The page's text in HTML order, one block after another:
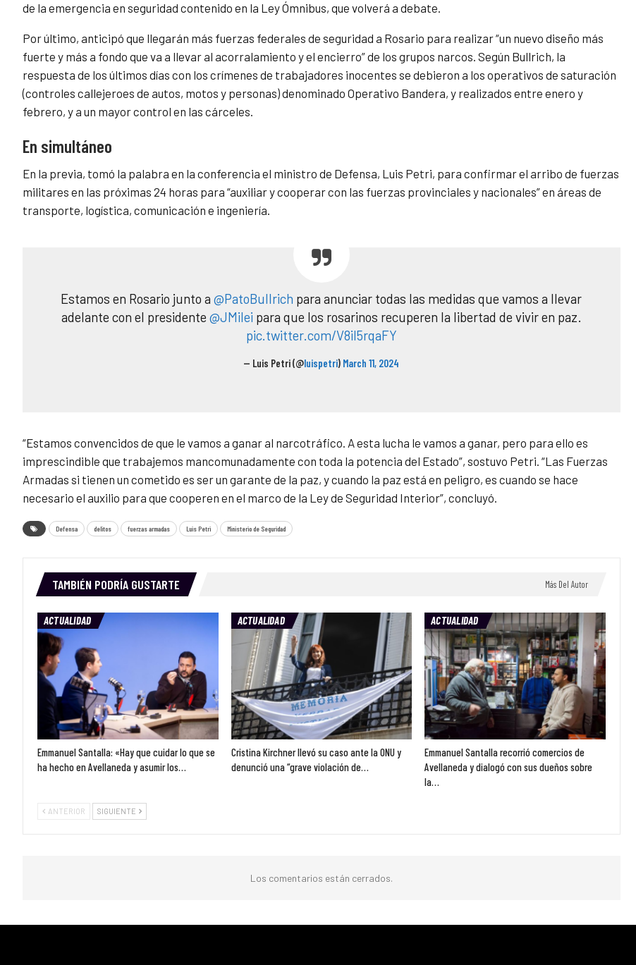
de la emergencia en seguridad contenido en la Ley Ómnibus, que volverá a debate.
Por último, anticipó que llegarán más fuerzas federales de seguridad a Rosario para realizar “un nuevo diseño más
fuerte y más a fondo que va a llevar al acorralamiento y el encierro” de los grupos narcos. Según Bullrich, la
respuesta de los últimos días con los crímenes de trabajadores inocentes se debieron a los operativos de saturación
(controles callejeroes de autos, motos y personas) denominado Operativo Bandera, y realizados entre enero y
febrero, y a un mayor control en las cárceles.
En simultáneo
En la previa, tomó la palabra en la conferencia el ministro de Defensa, Luis Petri, para confirmar el arribo de fuerzas
militares en las próximas 24 horas para “auxiliar y cooperar con las fuerzas provinciales y nacionales” en áreas de
transporte, logística, comunicación e ingeniería.
Estamos en Rosario junto a@PatoBullrich para anunciar todas las medidas que vamos a llevar
adelante con el presidente @JMilei para que los rosarinos recuperen la libertad de vivir en paz.
pic.twitter.com/V8il5rqaFY
— Luis Petri (@luispetri) March 11, 2024
“Estamos convencidos de que le vamos a ganar al narcotráfico. A esta lucha le vamos a ganar, pero para ello es
imprescindible que trabajemos mancomunadamente con toda la potencia del Estado”, sostuvo Petri. “Las Fuerzas
Armadas si tienen un cometido es ser un garante de la paz, y cuando la paz está en peligro, es cuando se hace
necesario el auxilio para que cooperen en el marco de la Ley de Seguridad Interior”, concluyó.
Defensa delitos fuerzas armadas Luis Petri Ministerio de Seguridad
TAMBIÉN PODRÍA GUSTARTE Más Del Autor
ACTUALIDAD
Emmanuel Santalla: «Hay que cuidar lo que se
ha hecho en Avellaneda y asumir los…
ACTUALIDAD
Cristina Kirchner llevó su caso ante la ONU y
denunció una “grave violación de…
ACTUALIDAD
Emmanuel Santalla recorrió comercios de
Avellaneda y dialogó con sus dueños sobre
la…
ANTERIOR SIGUIENTE
Los comentarios están cerrados.